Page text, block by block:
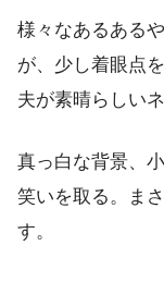
様々なあるある
が、少し着眼点
夫が素晴らしい
真っ白な背景、
笑いを取る。ま
す。